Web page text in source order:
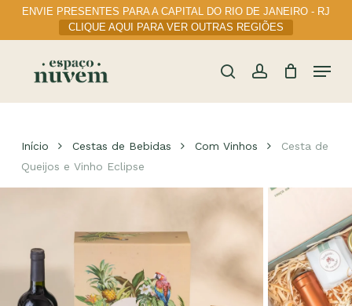
ENVIE PRESENTES PARA A CAPITAL DO RIO DE JANEIRO - RJ
CLIQUE AQUI PARA VER OUTRAS REGIÕES
Menu
Cart Close
Início Cestas de Bebidas Com Vinhos
Cesta de
Queijos e Vinho Eclipse